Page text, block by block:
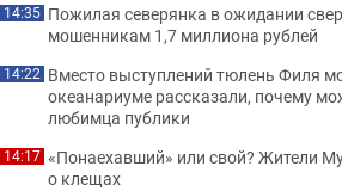
14:35 Пожилая северянка в ожидании
мошенникам 1,7 миллиона рублей
14:22 Вместо выступлений тюлень Филя
океанариуме рассказали, почему
любимца публики
14:17 «Понаехавший» или свой? Жители
о клещах